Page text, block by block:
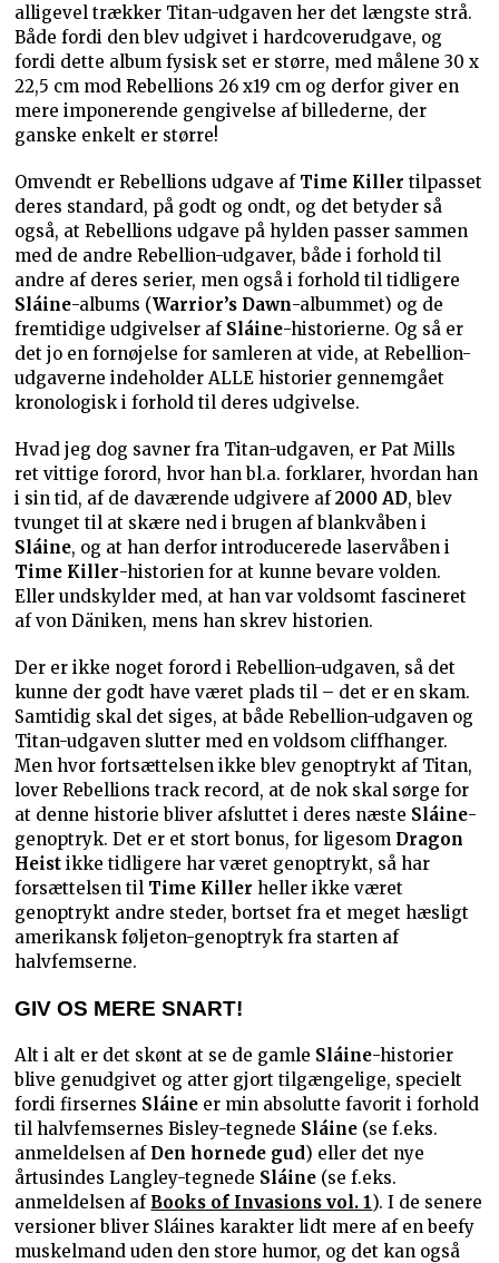
alligevel trækker Titan-udgaven her det længste strå.
Både fordi den blev udgivet i hardcoverudgave, og
fordi dette album fysisk set er større, med målene 30 x
22,5 cm mod Rebellions 26 x19 cm og derfor giver en
mere imponerende gengivelse af billederne, der
ganske enkelt er større!
Omvendt er Rebellions udgave af Time Killer tilpasset
deres standard, på godt og ondt, og det betyder så
også, at Rebellions udgave på hylden passer sammen
med de andre Rebellion-udgaver, både i forhold til
andre af deres serier, men også i forhold til tidligere
Sláine-albums (Warrior’s Dawn-albummet) og de
fremtidige udgivelser af Sláine-historierne. Og så er
det jo en fornøjelse for samleren at vide, at Rebellion-
udgaverne indeholder ALLE historier gennemgået
kronologisk i forhold til deres udgivelse.
Hvad jeg dog savner fra Titan-udgaven, er Pat Mills
ret vittige forord, hvor han bl.a. forklarer, hvordan han
i sin tid, af de daværende udgivere af2000 AD, blev
tvunget til at skære ned i brugen af blankvåben i
Sláine, og at han derfor introducerede laservåben i
Time Killer-historien for at kunne bevare volden.
Eller undskylder med, at han var voldsomt fascineret
af von Däniken, mens han skrev historien.
Der er ikke noget forord i Rebellion-udgaven, så det
kunne der godt have været plads til – det er en skam.
Samtidig skal det siges, at både Rebellion-udgaven og
Titan-udgaven slutter med en voldsom cliffhanger.
Men hvor fortsættelsen ikke blev genoptrykt af Titan,
lover Rebellions track record, at de nok skal sørge for
at denne historie bliver afsluttet i deres næste Sláine-
genoptryk. Det er et stort bonus, for ligesom Dragon
Heist ikke tidligere har været genoptrykt, så har
forsættelsen til Time Killer heller ikke været
genoptrykt andre steder, bortset fra et meget hæsligt
amerikansk føljeton-genoptryk fra starten af
halvfemserne.
GIV OS MERE SNART!
Alt i alt er det skønt at se de gamle Sláine-historier
blive genudgivet og atter gjort tilgængelige, specielt
fordi firsernes Sláine er min absolutte favorit i forhold
til halvfemsernes Bisley-tegnede Sláine (se f.eks.
anmeldelsen af Den hornede gud) eller det nye
årtusindes Langley-tegnede Sláine (se f.eks.
anmeldelsen af Books of Invasions vol. 1 ). I de senere
versioner bliver Sláines karakter lidt mere af en beefy
muskelmand uden den store humor, og det kan også